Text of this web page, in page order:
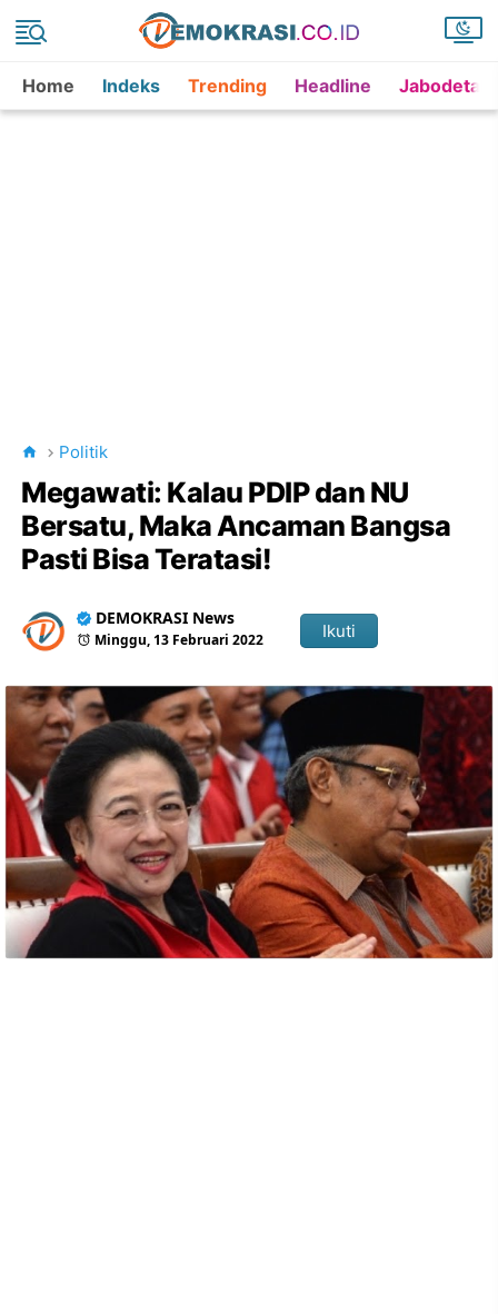
Home Indeks Trending Headline
Politik
Megawati: Kalau PDIP dan NU
Bersatu, Maka Ancaman Bangsa
Pasti Bisa Teratasi!
DEMOKRASI News
Minggu, 13 Februari 2022 Ikuti